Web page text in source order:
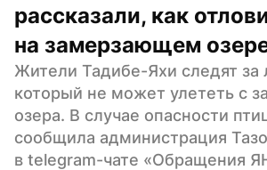
рассказали, как
на замерзающем
Жители Тадибе-Яхи следят за
который не может улететь с
озера. В случае опасности
сообщила администрация
в telegram-чате «Обращения